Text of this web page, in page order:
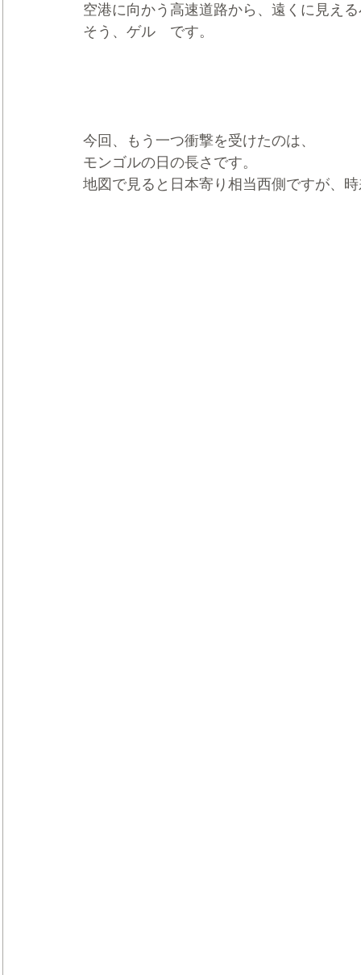
空港に向かう高速道路から、遠くに見え
そう、ゲル　です。
今回、もう一つ衝撃を受けたのは、
モンゴルの日の長さです。
地図で見ると日本寄り相当西側ですが、